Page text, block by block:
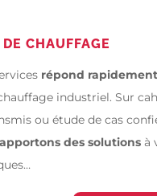
CHAUFFAGE
répond rapidement
industriel. Sur
ou étude de cas
apportons des solutionsà